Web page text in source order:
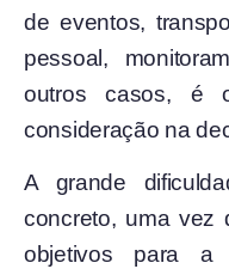
de eventos,
pessoal,
outros casos, é
consideração na
A grande
concreto, uma vez
objetivos para a